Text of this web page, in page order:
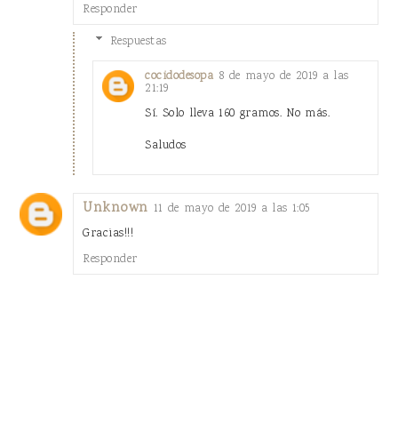
Responder
Respuestas
cocidodesopa 8 de mayo de 2019 a las
21:19
Sí. Solo lleva 160 gramos. No más.
Saludos
Unknown 11 de mayo de 2019 a las 1:05
Gracias!!!
Responder